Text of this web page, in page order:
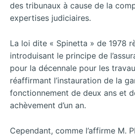
des tribunaux à cause de la
expertises judiciaires.
La loi dite « Spinetta » de 1978
introduisant le principe de
pour la décennale pour les
réaffirmant l’instauration de la
fonctionnement de deux ans et
achèvement d’un an.
Cependant, comme l’affirme M.